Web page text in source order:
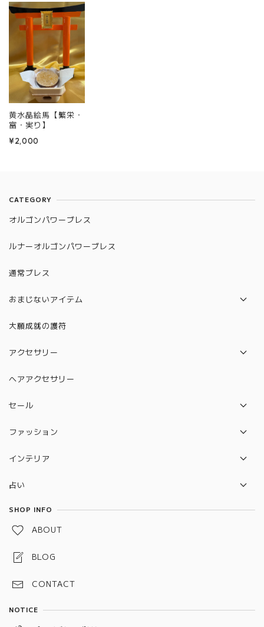
黄水晶絵馬【繁栄・
富・実り】
¥2,000
CATEGORY
オルゴンパワーブレス
ルナーオルゴンパワーブレス
通常ブレス
おまじないアイテム
パロサント
カバラ
ルドラクシャ
守り本尊 水晶守り絵
龍神守り
大願成就の護符
アクセサリー
ネックレス
ヘアアクセサリー
セール
セット販売セール
ファッション
バック
インテリア
占い
タロットカード
SHOP INFO
ABOUT
BLOG
CONTACT
NOTICE